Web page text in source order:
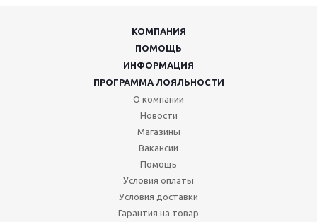
КОМПАНИЯ
ПОМОЩЬ
ИНФОРМАЦИЯ
ПРОГРАММА ЛОЯЛЬНОСТИ
О компании
Новости
Магазины
Вакансии
Помощь
Условия оплаты
Условия доставки
Гарантия на товар